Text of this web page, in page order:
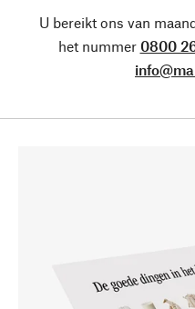
U bereikt ons van
het nummer 0800